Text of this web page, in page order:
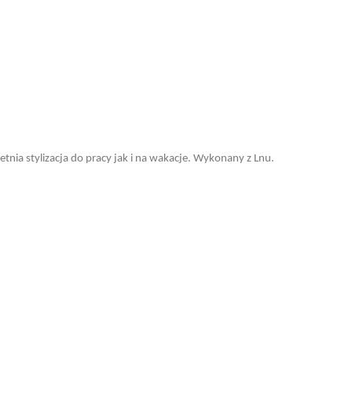
stylizacja do pracy jak i na wakacje. Wykonany z Lnu.